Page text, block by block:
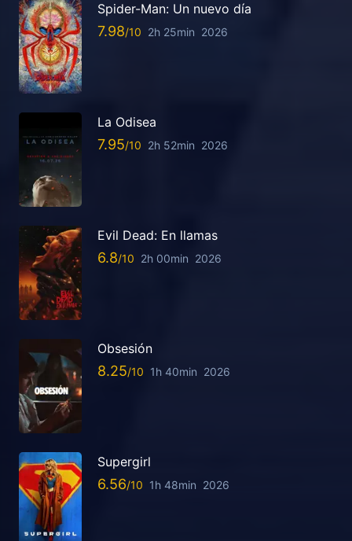
Spider-Man: Un nuevo día
7.98 2h 25min 2026
La Odisea
7.95 2h 52min 2026
Evil Dead: En llamas
6.8 2h 00min 2026
Obsesión
8.25 1h 40min 2026
Supergirl
6.56 1h 48min 2026